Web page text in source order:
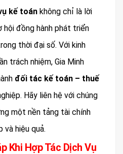
kế toán không chỉ là lời
hội đồng hành phát triển
thời đại số. Với kinh
trách nhiệm, Gia Minh
đối tác kế toán – thuế
Hãy liên hệ với chúng
một nền tảng tài chính
và hiệu quả.
Khi Hợp Tác Dịch Vụ